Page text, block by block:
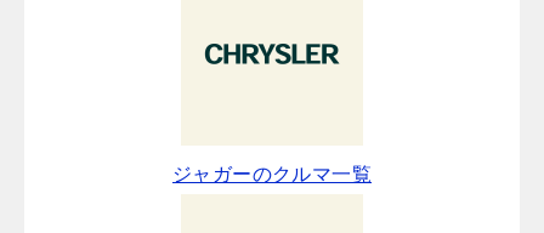
ジャガーのクルマ一覧